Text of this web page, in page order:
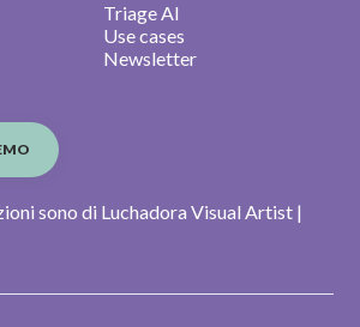
Triage AI
Use cases
Newsletter
sono di Luchadora Visual Artist |